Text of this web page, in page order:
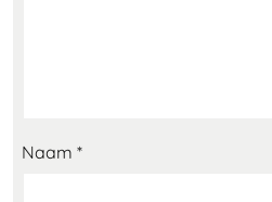
Naam *